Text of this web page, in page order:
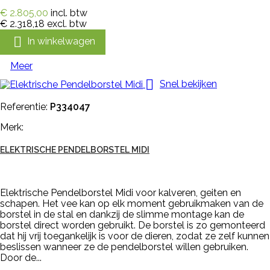
€ 2.805,00 incl. btw
€ 2.318,18 excl. btw
 In winkelwagen
Meer
 Snel bekijken
Referentie: P334047
Merk:
ELEKTRISCHE PENDELBORSTEL MIDI
Elektrische Pendelborstel Midi voor kalveren, geiten en
schapen. Het vee kan op elk moment gebruikmaken van de
borstel in de stal en dankzij de slimme montage kan de
borstel direct worden gebruikt. De borstel is zo gemonteerd
dat hij vrij toegankelijk is voor de dieren, zodat ze zelf kunnen
beslissen wanneer ze de pendelborstel willen gebruiken.
Door de...